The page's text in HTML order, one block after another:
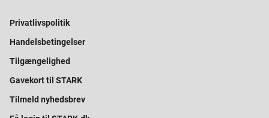
Privatlivspolitik
Handelsbetingelser
Tilgængelighed
Gavekort til STARK
Tilmeld nyhedsbrev